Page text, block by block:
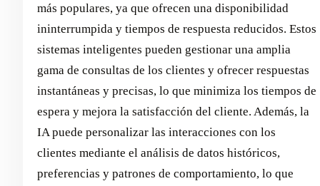
más populares, ya que ofrecen una disponibilidad
ininterrumpida y tiempos de respuesta reducidos. Estos
sistemas inteligentes pueden gestionar una amplia
gama de consultas de los clientes y ofrecer respuestas
instantáneas y precisas, lo que minimiza los tiempos de
espera y mejora la satisfacción del cliente. Además, la
IA puede personalizar las interacciones con los
clientes mediante el análisis de datos históricos,
preferencias y patrones de comportamiento, lo que